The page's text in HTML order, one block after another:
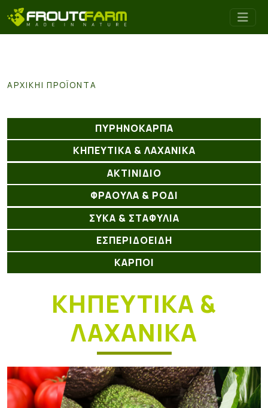
ΑΡΧΙΚΉ ΠΡΟΪΌΝΤΑ
ΠΥΡΗΝΟΚΑΡΠΑ
ΚΗΠΕΥΤΙΚΑ & ΛΑΧΑΝΙΚΑ
ΑΚΤΙΝΊΔΙΟ
ΦΡΑΟΥΛΑ & ΡΟΔΙ
ΣΥΚΑ & ΣΤΑΦΥΛΙΑ
ΕΣΠΕΡΙΔΟΕΙΔΗ
ΚΑΡΠΟΙ
ΚΗΠΕΥΤΙΚΑ &
ΛΑΧΑΝΙΚΑ